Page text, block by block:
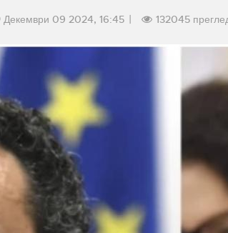
Декември 09 2024, 16:45 132045